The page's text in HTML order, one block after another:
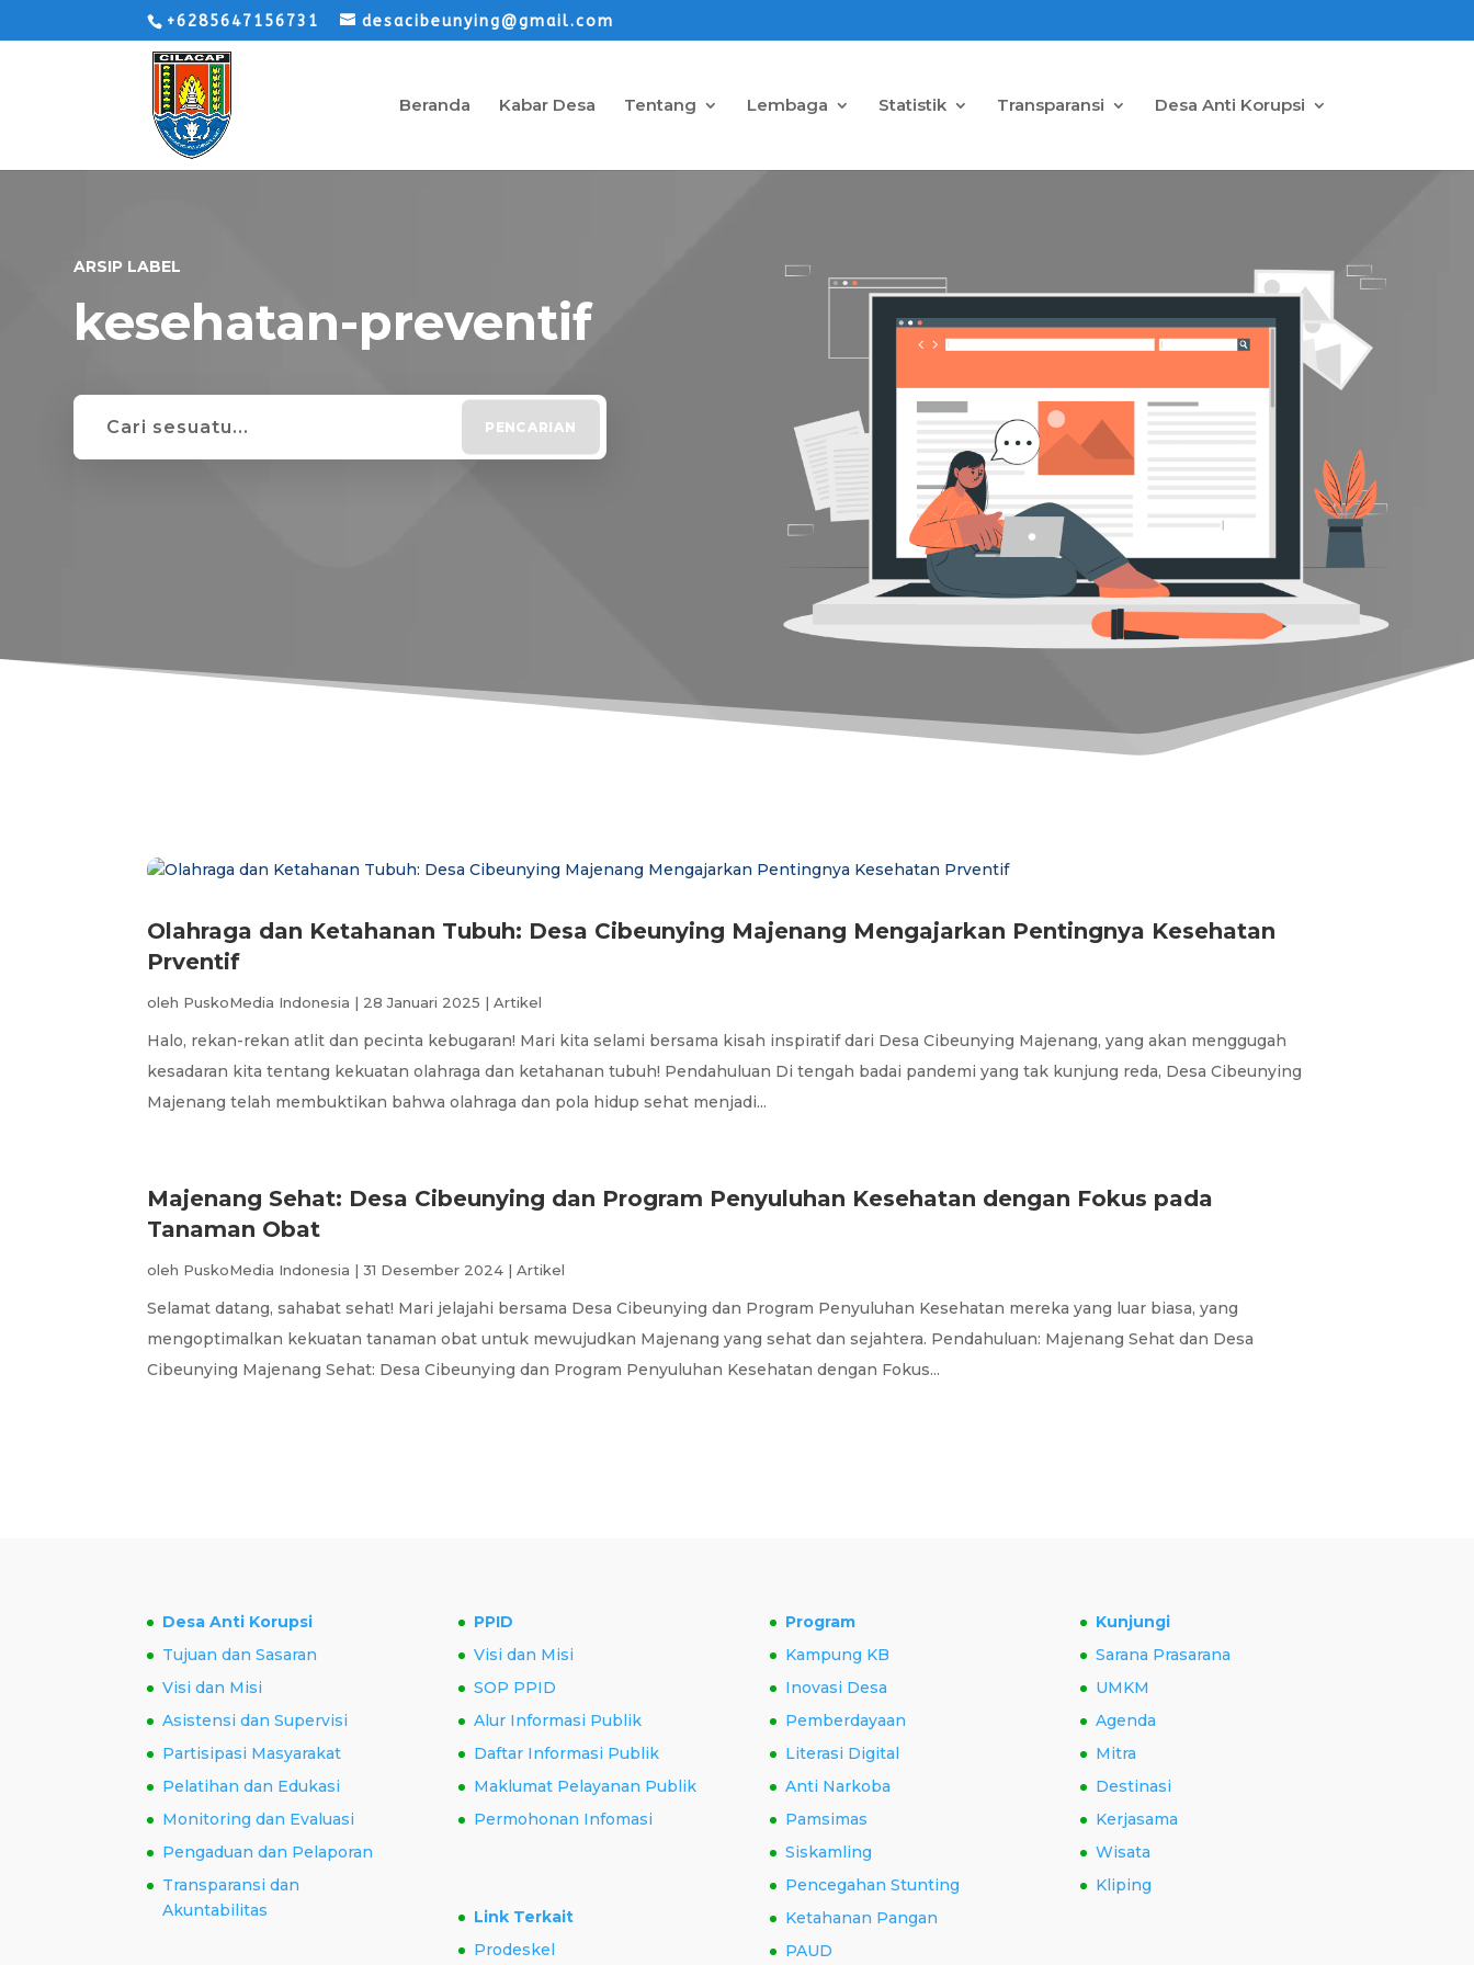
+6285647156731 desacibeunying@gmail.com
Beranda Kabar Desa Tentang Lembaga Statistik Transparansi Desa Anti Korupsi
ARSIP LABEL
kesehatan-preventif
Olahraga dan Ketahanan Tubuh: Desa Cibeunying Majenang Mengajarkan Pentingnya Kesehatan
Prventif
oleh PuskoMedia Indonesia | 28 Januari 2025 |Artikel
Halo, rekan-rekan atlit dan pecinta kebugaran! Mari kita selami bersama kisah inspiratif dari Desa Cibeunying Majenang, yang akan menggugah
kesadaran kita tentang kekuatan olahraga dan ketahanan tubuh! Pendahuluan Di tengah badai pandemi yang tak kunjung reda, Desa Cibeunying
Majenang telah membuktikan bahwa olahraga dan pola hidup sehat menjadi...
Majenang Sehat: Desa Cibeunying dan Program Penyuluhan Kesehatan dengan Fokus pada
Tanaman Obat
oleh PuskoMedia Indonesia |31 Desember 2024 |Artikel
Selamat datang, sahabat sehat! Mari jelajahi bersama Desa Cibeunying dan Program Penyuluhan Kesehatan mereka yang luar biasa, yang
mengoptimalkan kekuatan tanaman obat untuk mewujudkan Majenang yang sehat dan sejahtera. Pendahuluan: Majenang Sehat dan Desa
Cibeunying Majenang Sehat: Desa Cibeunying dan Program Penyuluhan Kesehatan dengan Fokus...
Desa Anti Korupsi
Tujuan dan Sasaran
Visi dan Misi
Asistensi dan Supervisi
Partisipasi Masyarakat
Pelatihan dan Edukasi
Monitoring dan Evaluasi
Pengaduan dan Pelaporan
Transparansi dan
Akuntabilitas
PPID
Visi dan Misi
SOP PPID
Alur Informasi Publik
Daftar Informasi Publik
Maklumat Pelayanan Publik
Permohonan Infomasi
Link Terkait
Prodeskel
Program
Kampung KB
Inovasi Desa
Pemberdayaan
Literasi Digital
Anti Narkoba
Pamsimas
Siskamling
Pencegahan Stunting
Ketahanan Pangan
PAUD
Kunjungi
Sarana Prasarana
UMKM
Agenda
Mitra
Destinasi
Kerjasama
Wisata
Kliping